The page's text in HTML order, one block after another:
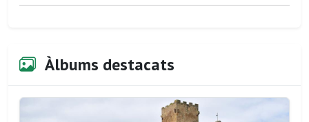
Àlbums destacats